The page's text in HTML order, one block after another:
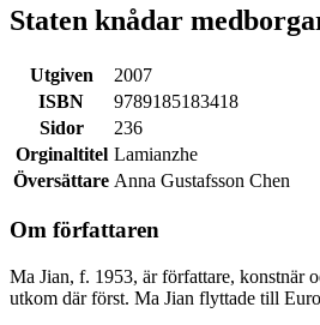
Staten knådar
Utgiven
2007
ISBN
9789185183418
Sidor
236
Orginaltitel Lamianzhe
Översättare Anna Gustafsson Chen
Om författaren
Ma Jian, f. 1953, är författare, konstnär
utkom där först. Ma Jian flyttade till